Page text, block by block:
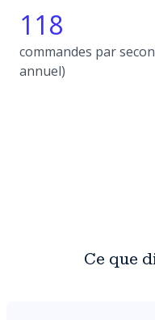
118
commandes par
annuel)
Ce que